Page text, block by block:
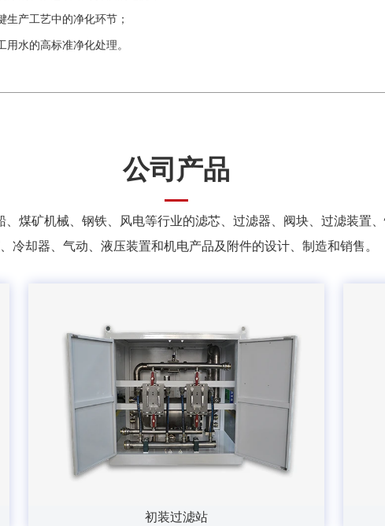
产工艺中的净化环节；
水的高标准净化处理。
公司产品
煤矿机械、钢铁、风电等行业的滤芯、过滤器、阀块、过滤装置
冷却器、气动、液压装置和机电产品及附件的设计、制造和销售。
初装过滤站